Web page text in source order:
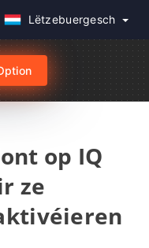
Lëtzebuergesch
op IQ
ze